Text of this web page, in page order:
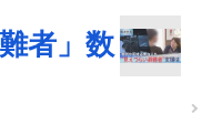
者」数